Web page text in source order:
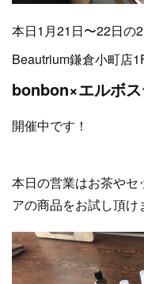
本日1月21日〜22日の
Beautrium鎌倉小町店
bonbon×エルボ
開催中です！
本日の営業はお茶やセ
アの商品をお試し頂け